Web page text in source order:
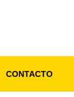
CONTACTO